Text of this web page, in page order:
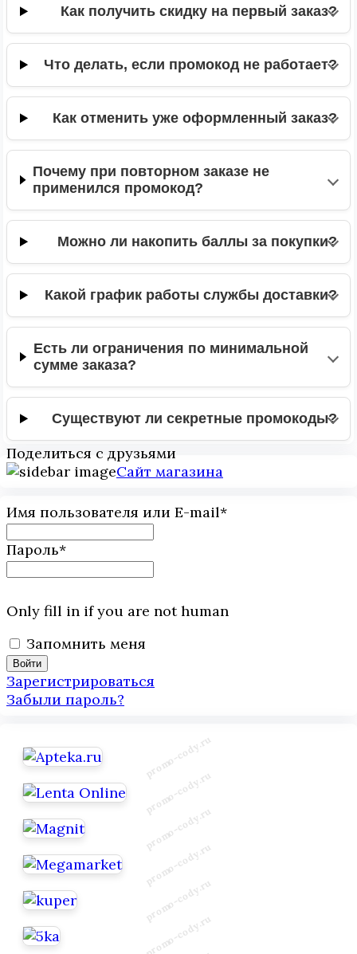
Как получить скидку на первый заказ?
Что делать, если промокод не работает?
Как отменить уже оформленный заказ?
Почему при повторном заказе не
применился промокод?
Можно ли накопить баллы за покупки?
Какой график работы службы доставки?
Есть ли ограничения по минимальной
сумме заказа?
Существуют ли секретные промокоды?
Поделиться с друзьями
Сайт магазина
Имя пользователя или E-mail*
Пароль*
Only fill in if you are not human
Запомнить меня
Зарегистрироваться
Забыли пароль?